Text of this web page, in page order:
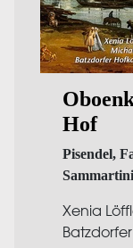
Hof
Pisendel,
Sammartini
Xenia